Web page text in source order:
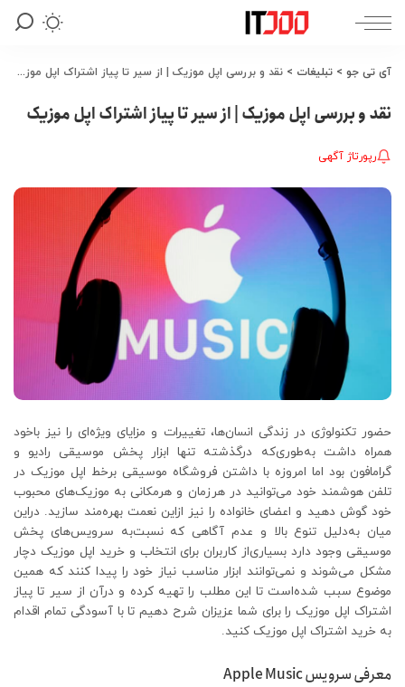
آی تی جو > تبلیغات > نقد و بررسی اپل موزیک | از سیر تا پیاز اشتراک اپل موزیک
نقد و بررسی اپل موزیک | از سیر تا پیاز اشتراک اپل موزیک
رپورتاژ آگهی
حضور تکنولوژی در زندگی انسان‌ها، تغییرات و مزایای ویژه‌ای را نیز باخود
همراه داشت به‌طوری‌که درگذشته تنها ابزار پخش موسیقی رادیو و
گرامافون بود اما امروزه با داشتن فروشگاه موسیقی برخط اپل موزیک در
تلفن هوشمند خود می‌توانید در هرزمان و هرمکانی به موزیک‌های محبوب
خود گوش دهید و اعضای خانواده را نیز ازاین نعمت بهره‌مند سازید. دراین
میان به‌دلیل تنوع بالا و عدم آگاهی که نسبت‌به سرویس‌های پخش
موسیقی وجود دارد بسیاری‌از کاربران برای انتخاب و خرید اپل موزیک دچار
مشکل می‌شوند و نمی‌توانند ابزار مناسب نیاز خود را پیدا کنند که همین
موضوع سبب شده‌است تا این مطلب را تهیه کرده و درآن از سیر تا پیاز
اشتراک اپل موزیک را برای شما عزیزان شرح دهیم تا با آسودگی تمام اقدام
به خرید اشتراک اپل موزیک کنید.
معرفی سرویس Apple Music